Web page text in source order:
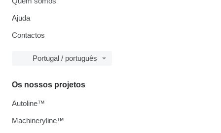
Ajuda
Contactos
Portugal / português
Os nossos projetos
Autoline™
Machineryline™